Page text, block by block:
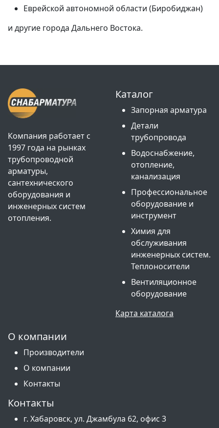
Еврейской автономной области (Биробиджан)
и другие города Дальнего Востока.
Компания работает с
1997 года на рынках
трубопроводной
арматуры,
сантехнического
оборудования и
инженерных систем
отопления.
Каталог
Запорная арматура
Детали
трубопровода
Водоснабжение,
отопление,
канализация
Профессиональное
оборудование и
инструмент
Химия для
обслуживания
инженерных систем.
Теплоносители
Вентиляционное
оборудование
Карта каталога
О компании
Производители
О компании
Контакты
Контакты
г. Хабаровск, ул. Джамбула 62, офис 3